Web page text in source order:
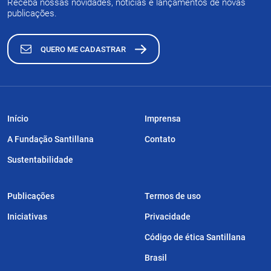
Receba nossas novidades, notícias e lançamentos de novas
publicações.
QUERO ME CADASTRAR
Início
A Fundação Santillana
Sustentabilidade
Publicações
Iniciativas
Imprensa
Contato
Termos de uso
Privacidade
Código de ética Santillana
Brasil